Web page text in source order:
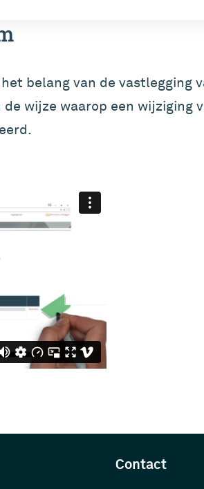
belang van de vastlegging
wijze waarop een wijziging
Contact